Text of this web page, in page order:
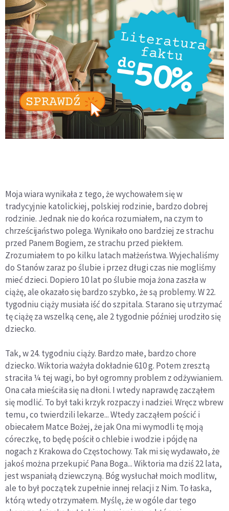
Moja wiara wynikała z tego, że wychowałem się w
tradycyjnie katolickiej, polskiej rodzinie, bardzo dobrej
rodzinie. Jednak nie do końca rozumiałem, na czym to
chrześcijaństwo polega. Wynikało ono bardziej ze strachu
przed Panem Bogiem, ze strachu przed piekłem.
Zrozumiałem to po kilku latach małżeństwa. Wyjechaliśmy
do Stanów zaraz po ślubie i przez długi czas nie mogliśmy
mieć dzieci. Dopiero 10 lat po ślubie moja żona zaszła w
ciążę, ale okazało się bardzo szybko, że są problemy. W 22.
tygodniu ciąży musiała iść do szpitala. Starano się utrzymać
tę ciążę za wszelką cenę, ale 2 tygodnie później urodziło się
dziecko.
Tak, w 24. tygodniu ciąży. Bardzo małe, bardzo chore
dziecko. Wiktoria ważyła dokładnie 610 g. Potem zresztą
straciła ¼ tej wagi, bo był ogromny problem z odżywianiem.
Ona cała mieściła się na dłoni. I wtedy naprawdę zacząłem
się modlić. To był taki krzyk rozpaczy i nadziei. Wręcz wbrew
temu, co twierdzili lekarze... Wtedy zacząłem pościć i
obiecałem Matce Bożej, że jak Ona mi wymodli tę moją
córeczkę, to będę pościł o chlebie i wodzie i pójdę na
nogach z Krakowa do Częstochowy. Tak mi się wydawało, że
jakoś można przekupić Pana Boga... Wiktoria ma dziś 22 lata,
jest wspaniałą dziewczyną. Bóg wysłuchał moich modlitw,
ale to był początek zupełnie innej relacji z Nim. To łaska,
którą wtedy otrzymałem. Myślę, że w ogóle dar tego